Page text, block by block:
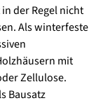
der Regel nicht
Als winterfeste
mit
Zellulose.
Bausatz